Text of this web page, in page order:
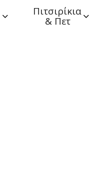
Πιτσιρίκια
& Πετ